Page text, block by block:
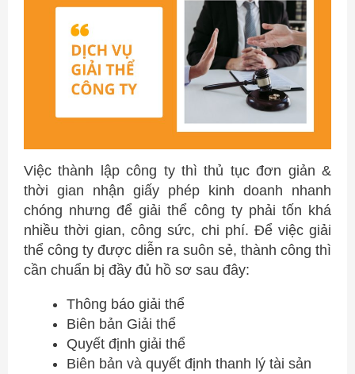
Việc thành lập công ty thì thủ tục đơn giản &
thời gian nhận giấy phép kinh doanh nhanh
chóng nhưng để giải thể công ty phải tốn khá
nhiều thời gian, công sức, chi phí. Để việc giải
thể công ty được diễn ra suôn sẻ, thành công thì
cần chuẩn bị đầy đủ hồ sơ sau đây:
Thông báo giải thể
Biên bản Giải thể
Quyết định giải thể
Biên bản và quyết định thanh lý tài sản